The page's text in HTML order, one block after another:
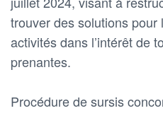
trouver des solutions
activités dans l’intérêt de
prenantes.
Procédure de sursis